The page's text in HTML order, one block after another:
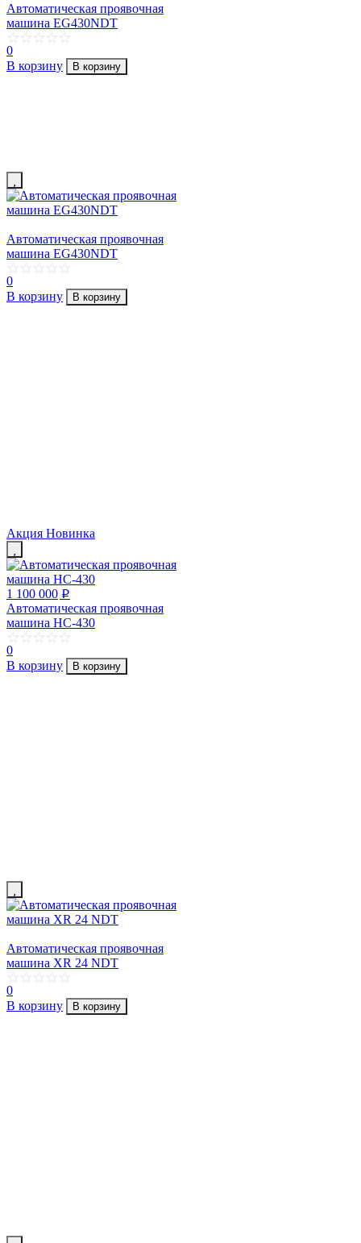
Автоматическая проявочная
машина EG430NDT
0
В корзину
В корзину
Автоматическая проявочная
машина EG430NDT
0
В корзину
В корзину
Акция Новинка
1 100 000 p
Автоматическая проявочная
машина HC-430
0
В корзину
В корзину
Автоматическая проявочная
машина XR 24 NDT
0
В корзину
В корзину